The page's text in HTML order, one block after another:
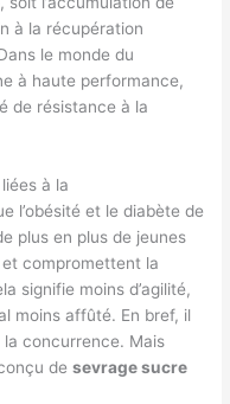
à la récupération
le monde du
à haute performance,
de résistance à la
à la
l’obésité et le diabète de
plus en plus de jeunes
compromettent la
signifie moins d’agilité,
moins affûté. En bref, il
concurrence. Mais
desevrage sucre